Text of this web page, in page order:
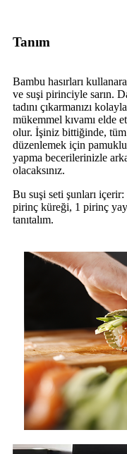
Tanım
Bambu hasırları
ve suşi pirinciyle sarın.
tadını çıkarmanızı
mükemmel kıvamı elde
olur. İşiniz bittiğinde, tüm
düzenlemek için
yapma becerilerinizle
olacaksınız.
Bu suşi seti şunları
pirinç küreği, 1 pirinç
tanıtalım.